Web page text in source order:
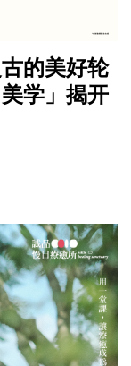
的美好轮
学」揭开